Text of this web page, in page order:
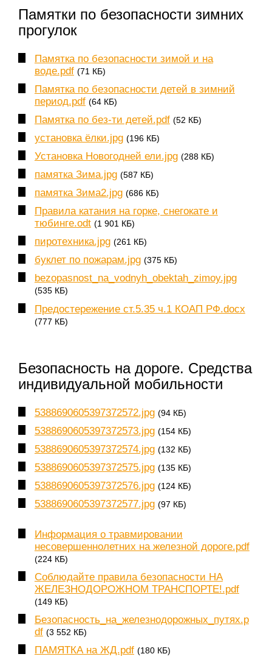
Памятки по безопасности зимних
прогулок
Памятка по безопасности зимой и на
воде.pdf (71 КБ)
Памятка по безопасности детей в зимний
период.pdf (64 КБ)
Памятка по без-ти детей.pdf (52 КБ)
установка ёлки.jpg (196 КБ)
Установка Новогодней ели.jpg (288 КБ)
памятка Зима.jpg (587 КБ)
памятка Зима2.jpg (686 КБ)
Правила катания на горке, снегокате и
тюбинге.odt (1 901 КБ)
пиротехника.jpg (261 КБ)
буклет по пожарам.jpg (375 КБ)
bezopasnost_na_vodnyh_obektah_zimoy.jpg
(535 КБ)
Предостережение ст.5.35 ч.1 КОАП РФ.docx
(777 КБ)
Безопасность на дороге. Средства
индивидуальной мобильности
5388690605397372572.jpg (94 КБ)
5388690605397372573.jpg (154 КБ)
5388690605397372574.jpg (132 КБ)
5388690605397372575.jpg (135 КБ)
5388690605397372576.jpg (124 КБ)
5388690605397372577.jpg (97 КБ)
Информация о травмировании
несовершеннолетних на железной дороге.pdf
(224 КБ)
Соблюдайте правила безопасности НА
ЖЕЛЕЗНОДОРОЖНОМ ТРАНСПОРТЕ!.pdf
(149 КБ)
Безопасность_на_железнодорожных_путях.p
df (3 552 КБ)
ПАМЯТКА на ЖД.pdf (180 КБ)